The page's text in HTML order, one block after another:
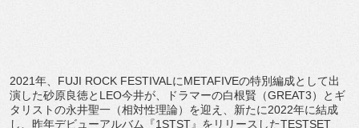
2021年、FUJI ROCK FESTIVALにMETAFIVEの特別編成として出
演した砂原良徳とLEO今井が、ドラマーの白根賢（GREAT3）とギ
タリストの永井聖一（相対性理論）を迎え、新たに2022年に結成
し、昨年デビューアルバム『1STST』をリリースしたTESTSET